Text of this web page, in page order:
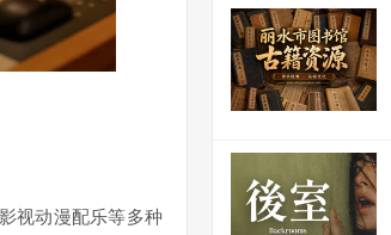
视动漫配乐等多种